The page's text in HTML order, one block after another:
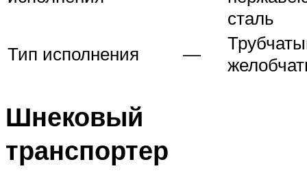
сталь
Тип исполнения
—
Шнековый
транспортер